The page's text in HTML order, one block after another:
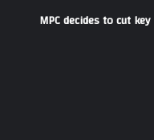
MPC decides to cut